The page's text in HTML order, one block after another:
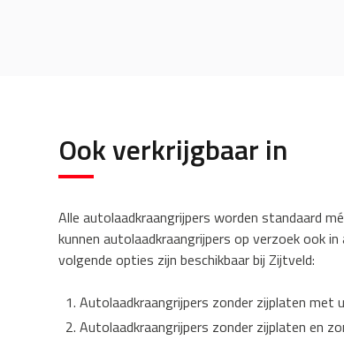
Ook verkrijgbaar in
Alle autolaadkraangrijpers worden standaard
kunnen autolaadkraangrijpers op verzoek ook
volgende opties zijn beschikbaar bij Zijtveld:
Autolaadkraangrijpers zonder zijplaten met
Autolaadkraangrijpers zonder zijplaten en